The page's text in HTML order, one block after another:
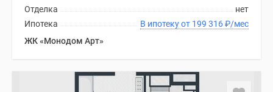
нет
Отделка
В ипотеку от 199 316₽/мес
Ипотека
ЖК «Монодом Арт»